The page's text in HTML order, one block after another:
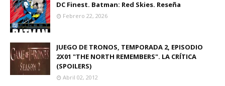
DC Finest. Batman: Red Skies. Reseña
Febrero 22, 2026
JUEGO DE TRONOS, TEMPORADA 2, EPISODIO
2X01 "THE NORTH REMEMBERS". LA CRÍTICA
(SPOILERS)
Abril 02, 2012